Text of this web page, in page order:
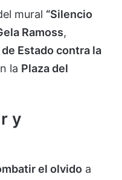
mural “Silencio
Ramoss,
Estado contra la
la Plaza del
y
el olvido a